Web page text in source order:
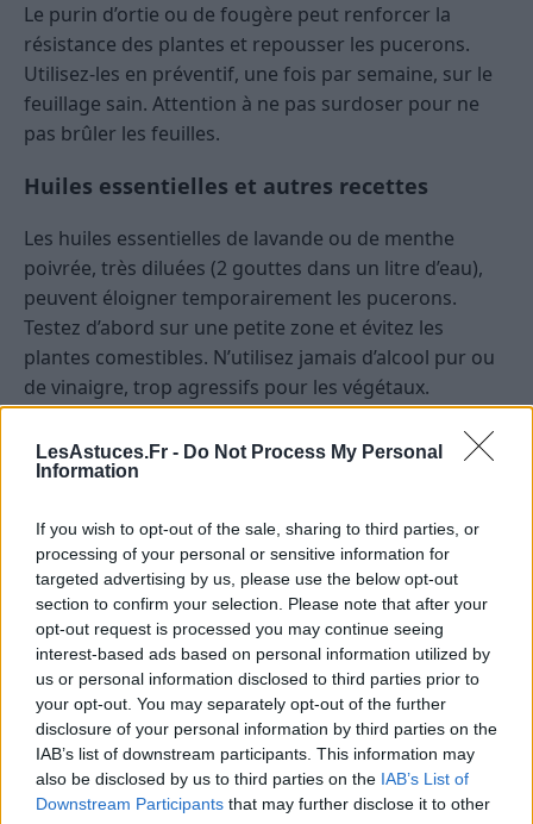
LesAstuces.Fr - Do Not Process My Personal
Information
If you wish to opt-out of the sale, sharing to third parties, or
processing of your personal or sensitive information for
targeted advertising by us, please use the below opt-out
section to confirm your selection. Please note that after your
opt-out request is processed you may continue seeing
interest-based ads based on personal information utilized by
us or personal information disclosed to third parties prior to
your opt-out. You may separately opt-out of the further
disclosure of your personal information by third parties on the
IAB’s list of downstream participants. This information may
also be disclosed by us to third parties on the IAB’s List of
Downstream Participants that may further disclose it to other
Le purin d’ortie ou de fougère peut renforcer la
résistance des plantes et repousser les pucerons.
Utilisez-les en préventif, une fois par semaine, sur le
feuillage sain. Attention à ne pas surdoser pour ne
pas brûler les feuilles.
Huiles essentielles et autres recettes
Les huiles essentielles de lavande ou de menthe
poivrée, très diluées (2 gouttes dans un litre d’eau),
peuvent éloigner temporairement les pucerons.
Testez d’abord sur une petite zone et évitez les
plantes comestibles. N’utilisez jamais d’alcool pur ou
de vinaigre, trop agressifs pour les végétaux.
Prévenir l’installation des pucerons
quelques gestes simples :
Surveillez régulièrement vos plantes, surtout au
printemps et en début d’été.
Évitez les excès d’azote dans les engrais, qui
attirent les pucerons.
Arrosez au pied pour limiter l’humidité sur le
feuillage.
Éliminez les mauvaises herbes qui hébergent
souvent les premiers pucerons.